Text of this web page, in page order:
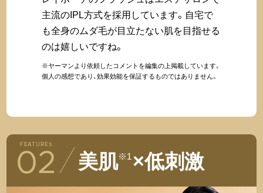
主流のIPL方式を採用しています。自宅で
も全身のムダ毛が目立たない肌を目指せる
のは嬉しいですね。
※ヤーマンより依頼したコメントを編集の上掲載しています。
個人の感想であり、効果効能を保証するものではありません。
FEATURES
02 美肌※1×低刺激